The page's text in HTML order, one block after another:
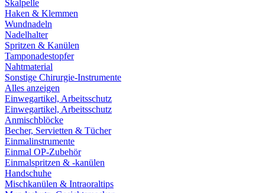
Skalpelle
Haken & Klemmen
Wundnadeln
Nadelhalter
Spritzen & Kanülen
Tamponadestopfer
Nahtmaterial
Sonstige Chirurgie-Instrumente
Alles anzeigen
Einwegartikel, Arbeitsschutz
Einwegartikel, Arbeitsschutz
Anmischblöcke
Becher, Servietten & Tücher
Einmalinstrumente
Einmal OP-Zubehör
Einmalspritzen & -kanülen
Handschuhe
Mischkanülen & Intraoraltips